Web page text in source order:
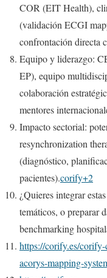
COR (EIT Health),
(validación ECGI
confrontación directa
Equipo y liderazgo:
EP), equipo
colaboración
mentores
Impacto sectorial:
resynchronization
(diagnóstico,
pacientes).corify+2
¿Quieres integrar
temáticos, o preparar
benchmarking
https://corify.es/
acorys-mapping-